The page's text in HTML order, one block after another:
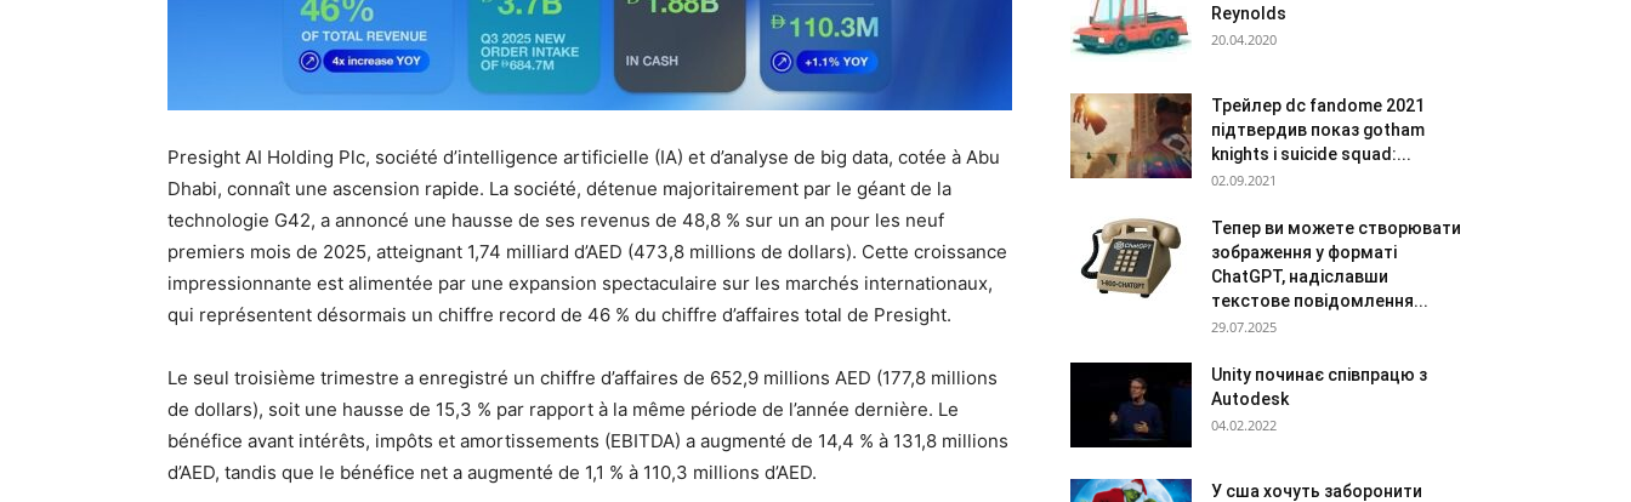
Presight AI Holding Plc, société d’intelligence artificielle (IA) et d’analyse de big data, cotée à Abu
Dhabi, connaît une ascension rapide. La société, détenue majoritairement par le géant de la
technologie G42, a annoncé une hausse de ses revenus de 48,8 % sur un an pour les neuf
premiers mois de 2025, atteignant 1,74 milliard d’AED (473,8 millions de dollars). Cette croissance
impressionnante est alimentée par une expansion spectaculaire sur les marchés internationaux,
qui représentent désormais un chiffre record de 46 % du chiffre d’affaires total de Presight.
Le seul troisième trimestre a enregistré un chiffre d’affaires de 652,9 millions AED (177,8 millions
de dollars), soit une hausse de 15,3 % par rapport à la même période de l’année dernière. Le
bénéfice avant intérêts, impôts et amortissements (EBITDA) a augmenté de 14,4 % à 131,8 millions
d’AED, tandis que le bénéfice net a augmenté de 1,1 % à 110,3 millions d’AED.
Reynolds
20.04.2020
Трейлер dc fandome 2021
підтвердив показ gotham
knights і suicide squad:...
02.09.2021
Тепер ви можете створювати
зображення у форматі
ChatGPT, надіславши
текстове повідомлення...
29.07.2025
Unity починає співпрацю з
Autodesk
04.02.2022
У сша хочуть заборонити